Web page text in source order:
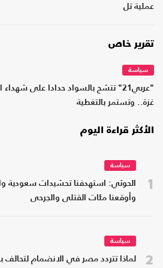
عملية تل
تقرير خاص
سياسة
"عربي21" تتشح بالسواد حدادا على
غزة.. وتستمر بالتغطية
الأكثر قراءة اليوم
1
سياسة
الحوثي: استهدفنا تحشيدات سعودية
وأوقعنا مئات القتلى والجرحى
2
سياسة
لماذا تتردد مصر في الانضمام لتحالف